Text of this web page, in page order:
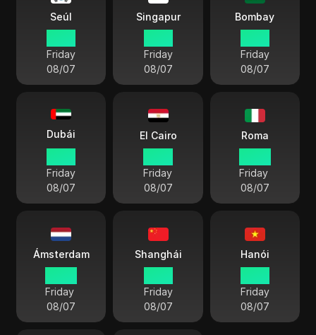
Seúl
Friday
08/07
Singapur
Friday
08/07
Bombay
Friday
08/07
Dubái
Friday
08/07
El Cairo
Friday
08/07
Roma
Friday
08/07
Ámsterdam
Friday
08/07
Shanghái
Friday
08/07
Hanói
Friday
08/07